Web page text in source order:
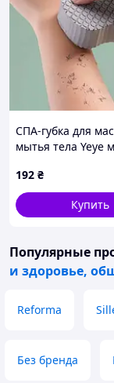
СПА-губка для
мытья тела Yeye
192 ₴
Купить
Популярные
и здоровье,
Reforma
Без бренда